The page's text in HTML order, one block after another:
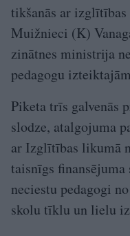
tikšanās ar
Muižnieci (K)
zinātnes ministrija
pedagogu
Piketa trīs galvenās
slodze, atalgojuma
ar Izglītības likumā
taisnīgs finansējuma
neciestu pedagogi
skolu tīklu un lielu